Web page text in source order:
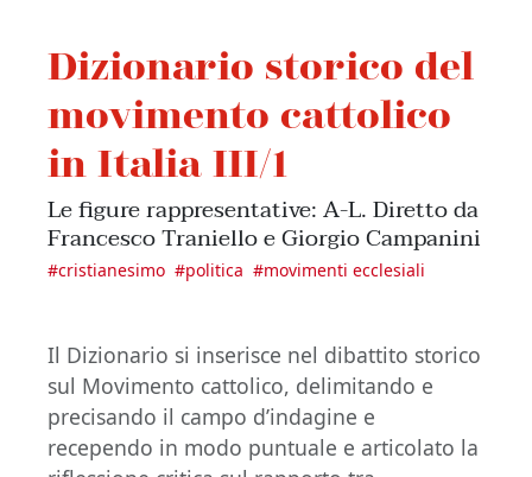
Dizionario storico del
movimento cattolico
in Italia III/1
Le figure rappresentative: A-L. Diretto da
Francesco Traniello e Giorgio Campanini
#cristianesimo #politica #movimenti ecclesiali
Il Dizionario si inserisce nel dibattito storico
sul Movimento cattolico, delimitando e
precisando il campo d’indagine e
recependo in modo puntuale e articolato la